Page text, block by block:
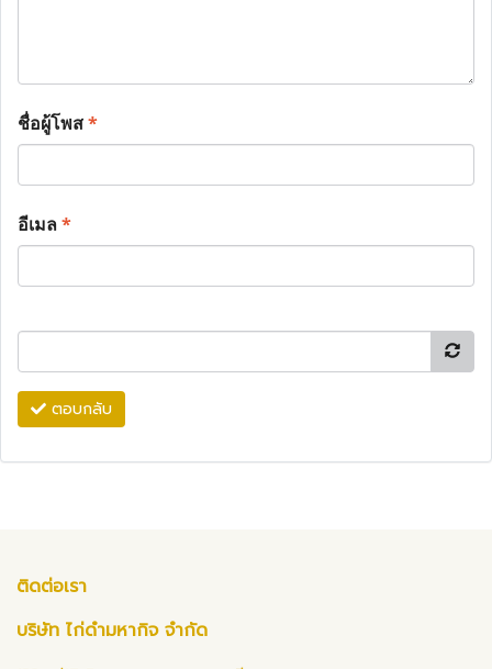
ชื่อผู้โพส*
อีเมล*
ตอบกลับ
ติดต่อเรา
บริษัท ไก่ดำมหากิจ จำกัด